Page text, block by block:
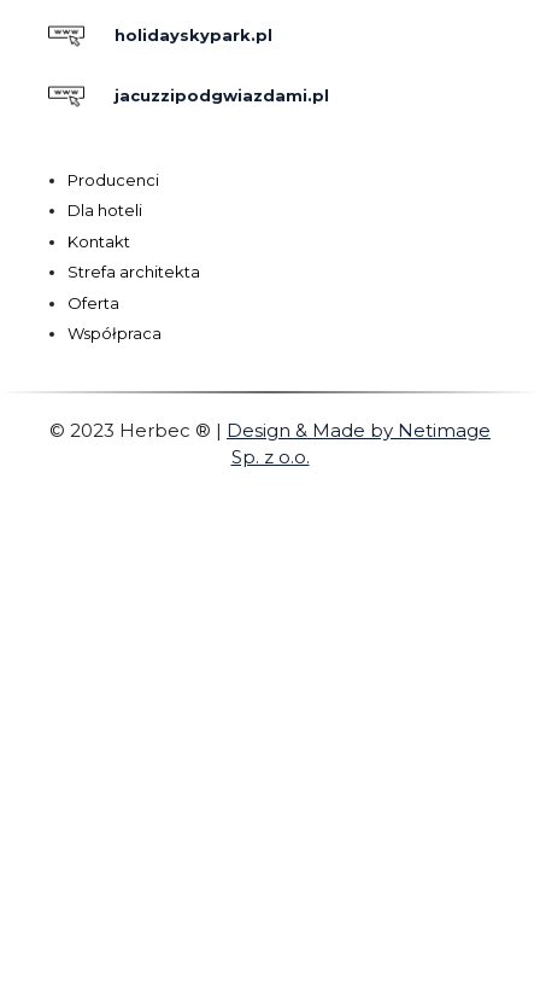
holidayskypark.pl
jacuzzipodgwiazdami.pl
Producenci
Dla hoteli
Kontakt
Strefa architekta
Oferta
Współpraca
© 2023 Herbec ® | Design & Made by Netimage
Sp. z o.o.